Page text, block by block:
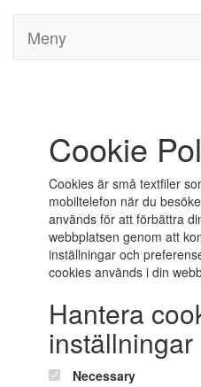
Meny
Cookie
Cookies är små textfiler
mobiltelefon när du
används för att förbättra
webbplatsen genom att
inställningar och
cookies används i din
Hantera
inställningar
Necessary